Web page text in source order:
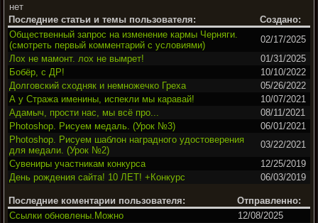
нет
Последние статьи и темы пользователя:
Создано:
Общественный запрос на изменение кармы Черняги.
(смотреть первый комментарий с условиями)
02/17/2025
Лох не мамонт. лох не вымрет!
01/31/2025
Бобёр, с ДР!
10/10/2022
Долговский сходняк и немножечко Греха
05/26/2022
А у Стража именины, испекли мы каравай!
10/07/2021
Адамыч, прости нас, мы всё про...
08/11/2021
Photoshop. Рисуем медаль. (Урок №3)
06/01/2021
Photoshop. Рисуем шаблон наградного удостоверения
для медали. (Урок №2)
03/22/2021
Сувениры участникам конкурса
12/25/2019
День рождения сайта! 10 ЛЕТ! +Конкурс
06/03/2019
Последние коментарии пользователя:
Отправленно:
Ссылки обновлены.Можно
12/08/2025